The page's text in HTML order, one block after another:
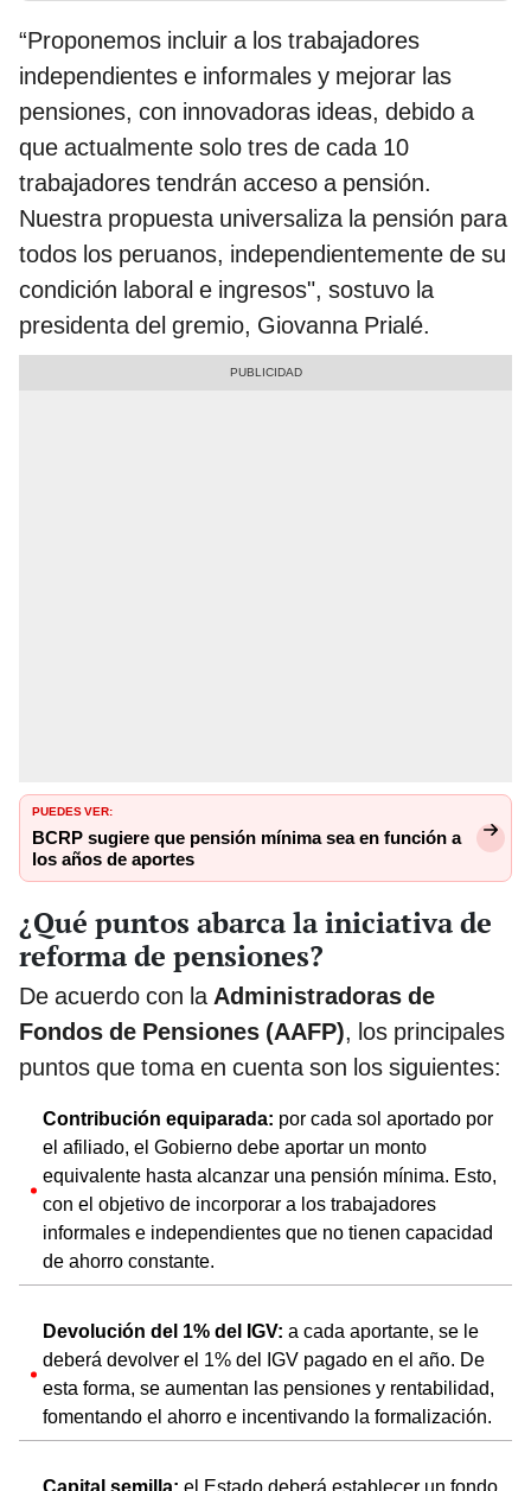
“Proponemos incluir a los trabajadores
independientes e informales y mejorar las
pensiones, con innovadoras ideas, debido a
que actualmente solo tres de cada 10
trabajadores tendrán acceso a pensión.
Nuestra propuesta universaliza la pensión para
todos los peruanos, independientemente de su
condición laboral e ingresos", sostuvo la
presidenta del gremio, Giovanna Prialé.
PUEDES VER:
BCRP sugiere que pensión mínima sea en función a
los años de aportes
¿Qué puntos abarca la iniciativa de
reforma de pensiones?
De acuerdo con laAdministradoras de
Fondos de Pensiones (AAFP), los principales
puntos que toma en cuenta son los siguientes:
Contribución equiparada: por cada sol aportado por
el afiliado, el Gobierno debe aportar un monto
equivalente hasta alcanzar una pensión mínima. Esto,
con el objetivo de incorporar a los trabajadores
informales e independientes que no tienen capacidad
de ahorro constante.
Devolución del 1% del IGV: a cada aportante, se le
deberá devolver el 1% del IGV pagado en el año. De
esta forma, se aumentan las pensiones y rentabilidad,
fomentando el ahorro e incentivando la formalización.